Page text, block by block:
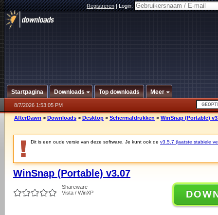
Registreren|Login:
Startpagina Downloads Top downloads Meer
8/7/2026 1:53:05 PM
AfterDawn > Downloads > Desktop > Schermafdrukken > WinSnap (Portable)
Dit is een oude versie van deze software. Je kunt ook de v3.5.7 (laatste stabiele
WinSnap (Portable) v3.07
Shareware
Vista / WinXP